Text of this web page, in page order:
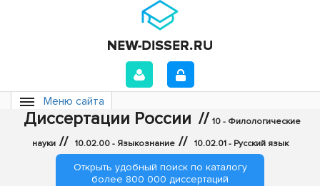
Меню сайта
Диссертации России // 10 - Филологические
науки // 10.02.00 - Языкознание // 10.02.01 - Русский язык
Открыть удобный поиск по каталогу
более 800 000 диссертаций